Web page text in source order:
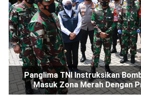
Panglima TNI Instruksikan
Masuk Zona Merah Dengan